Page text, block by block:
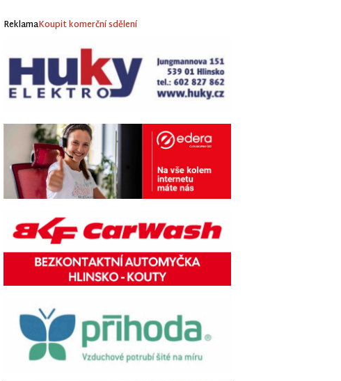
ReklamaKoupit komerční sdělení